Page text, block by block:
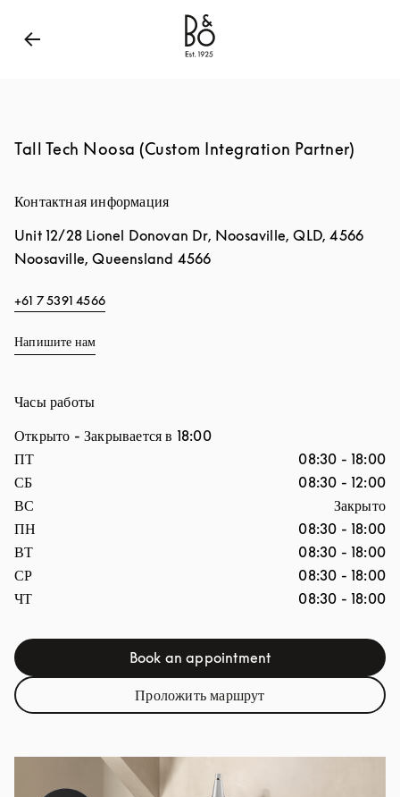
Bang & Olufsen - Exist to Create
Tall Tech Noosa (Custom Integration Partner)
Контактная информация
Unit 12/28 Lionel Donovan Dr, Noosaville, QLD, 4566
Noosaville, Queensland 4566
+61 7 5391 4566
Напишите нам
Часы работы
Открыто - Закрывается в 18:00
День недели
ПТ 08:30 - 18:00
СБ
08:30 - 12:00
ВС
Закрыто
ПН
08:30 - 18:00
ВТ
08:30 - 18:00
СР
08:30 - 18:00
ЧТ
08:30 - 18:00
Book an appointmentLink Opens in New Tab
Проложить маршрутLink Opens in New Tab